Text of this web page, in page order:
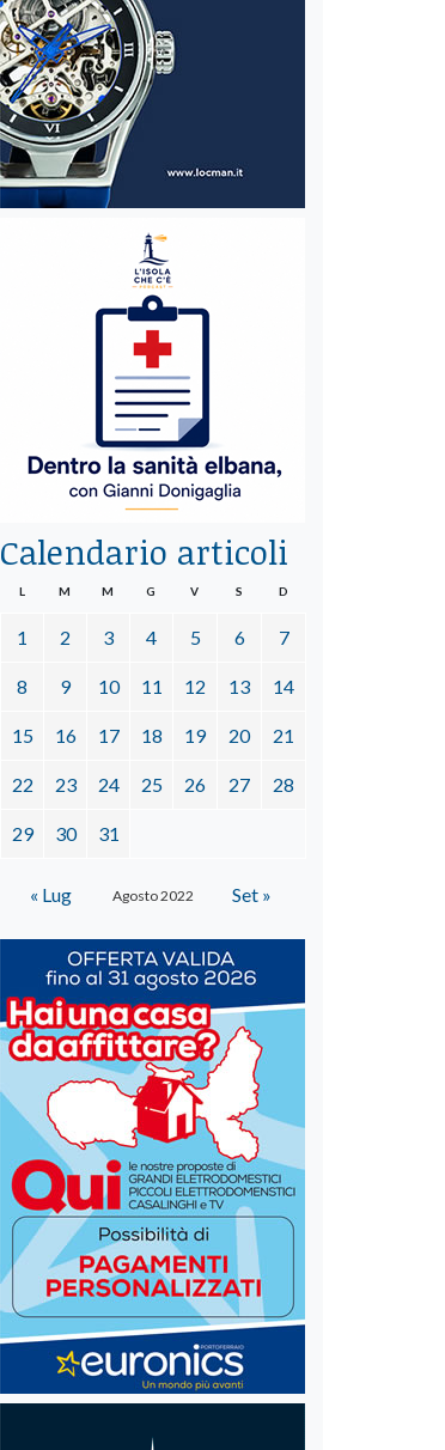
Calendario articoli
Agosto 2022
L M M G V S D
1 2 3 4 5 6 7
8 9 10 11 12 13 14
15 16 17 18 19 20 21
22 23 24 25 26 27 28
29 30 31
« Lug Set »